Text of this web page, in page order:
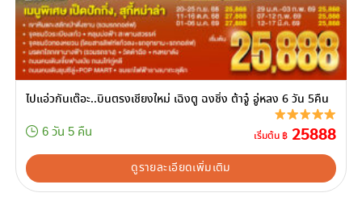
ไปแอ่วกันเต๊อะ..บินตรงเชียงใหม่ เฉิงตู ฉงชิ่ง ต้าจู๋ อู่หลง 6 วัน 5คืน
6 วัน 5 คืน เริ่มต้น ฿ 25888
ดูรายละเอียดเพิ่มเติม